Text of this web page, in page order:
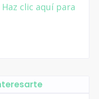
Haz clic aquí para